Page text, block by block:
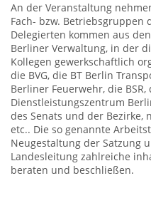
An der Veranstaltung
Fach- bzw. Betriebsgruppen
Delegierten kommen aus
Berliner Verwaltung, in der
Kollegen gewerkschaftlich
die BVG, die BT Berlin
Berliner Feuerwehr, die
Dienstleistungszentrum
des Senats und der Bezirke,
etc.. Die so genannte
Neugestaltung der Satzung
Landesleitung zahlreiche
beraten und beschließen.